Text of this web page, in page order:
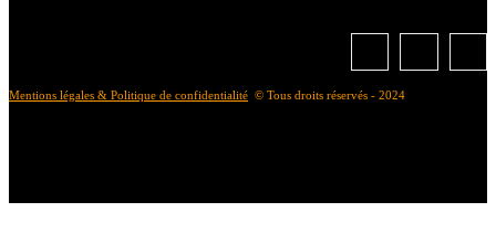
Mentions légales & Politique de confidentialité © Tous droits réservés - 2024